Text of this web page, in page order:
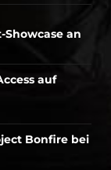
an
auf
Bonfire bei